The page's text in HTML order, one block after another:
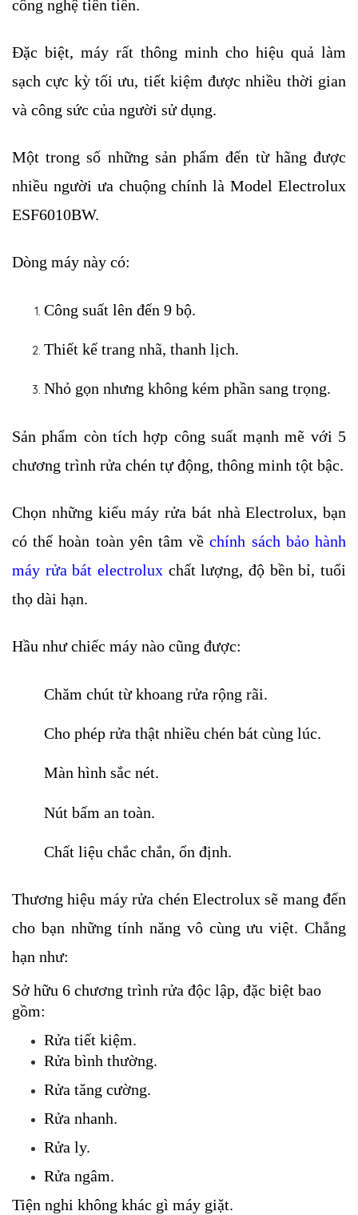
công nghệ tiên tiến.
Đặc biệt, máy rất thông minh cho hiệu quả làm
sạch cực kỳ tối ưu, tiết kiệm được nhiều thời gian
và công sức của người sử dụng.
Một trong số những sản phẩm đến từ hãng được
nhiều người ưa chuộng chính là Model Electrolux
ESF6010BW.
Dòng máy này có:
Công suất lên đến 9 bộ.
Thiết kế trang nhã, thanh lịch.
Nhỏ gọn nhưng không kém phần sang trọng.
Sản phẩm còn tích hợp công suất mạnh mẽ với 5
chương trình rửa chén tự động, thông minh tột bậc.
Chọn những kiểu máy rửa bát nhà Electrolux, bạn
có thể hoàn toàn yên tâm về chính sách bảo hành
máy rửa bát electrolux chất lượng, độ bền bỉ, tuổi
thọ dài hạn.
Hầu như chiếc máy nào cũng được:
Chăm chút từ khoang rửa rộng rãi.
Cho phép rửa thật nhiều chén bát cùng lúc.
Màn hình sắc nét.
Nút bấm an toàn.
Chất liệu chắc chắn, ổn định.
Thương hiệu máy rửa chén Electrolux sẽ mang đến
cho bạn những tính năng vô cùng ưu việt. Chẳng
hạn như:
Sở hữu 6 chương trình rửa độc lập, đặc biệt bao
gồm:
Rửa tiết kiệm.
Rửa bình thường.
Rửa tăng cường.
Rửa nhanh.
Rửa ly.
Rửa ngâm.
Tiện nghi không khác gì máy giặt.